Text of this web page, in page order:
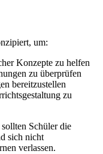
um:
Konzepte zu helfen
zu überprüfen
bereitzustellen
zu
Schüler die
sich nicht
verlassen.